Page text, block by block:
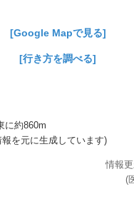
[Google Mapで見る]
[行き方を調べる]
に約860m
を元に生成しています)
情報
(